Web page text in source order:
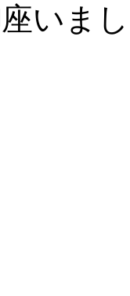
いまし